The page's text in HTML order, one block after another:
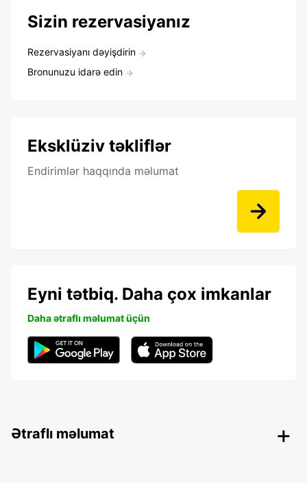
Sizin rezervasiyanız
Rezervasiyanı dəyişdirin
Bronunuzu idarə edin
Eksklüziv təkliflər
Endirimlər haqqında məlumat
Eyni tətbiq. Daha çox imkanlar
Daha ətraflı məlumat üçün
Ətraflı məlumat